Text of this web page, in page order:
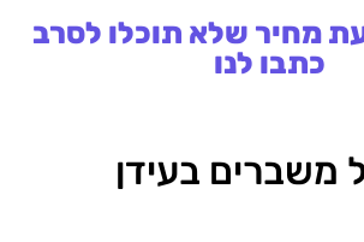
מחיר שלא תוכלו לסרב
כתבו לנו
משברים בעידן